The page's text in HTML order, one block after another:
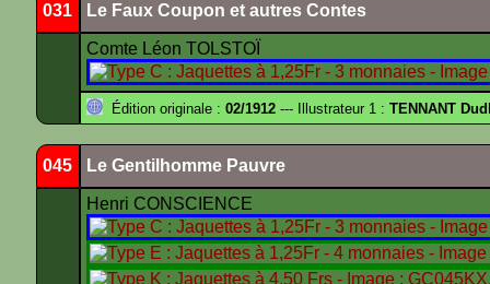
031 Le Faux Coupon et autres Contes
Comte Léon TOLSTOÏ
Édition originale : 02/1912 --- Illustrateur 1 : TENNANT
045 Le Gentilhomme Pauvre
Henri CONSCIENCE